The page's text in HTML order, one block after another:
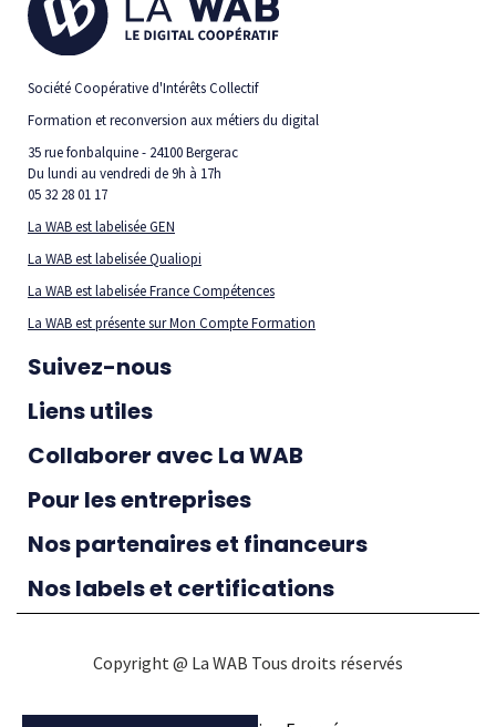
Société Coopérative d'Intérêts Collectif
Formation et reconversion aux métiers du digital
35 rue fonbalquine - 24100 Bergerac
Du lundi au vendredi de 9h à 17h
05 32 28 01 17
La WAB est labelisée GEN
La WAB est labelisée Qualiopi
La WAB est labelisée France Compétences
La WAB est présente sur Mon Compte Formation
Suivez-nous
Liens utiles
Collaborer avec La WAB
Pour les entreprises
Nos partenaires et financeurs
Nos labels et certifications
Copyright @ La WAB Tous droits réservés